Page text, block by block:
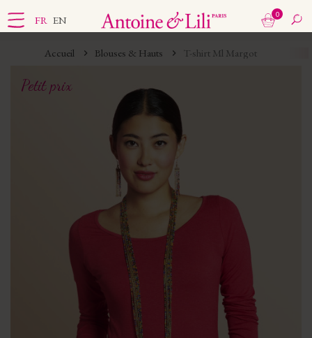
FR EN 0
Accueil Blouses & Hauts T-shirt Ml Margot
Petit prix